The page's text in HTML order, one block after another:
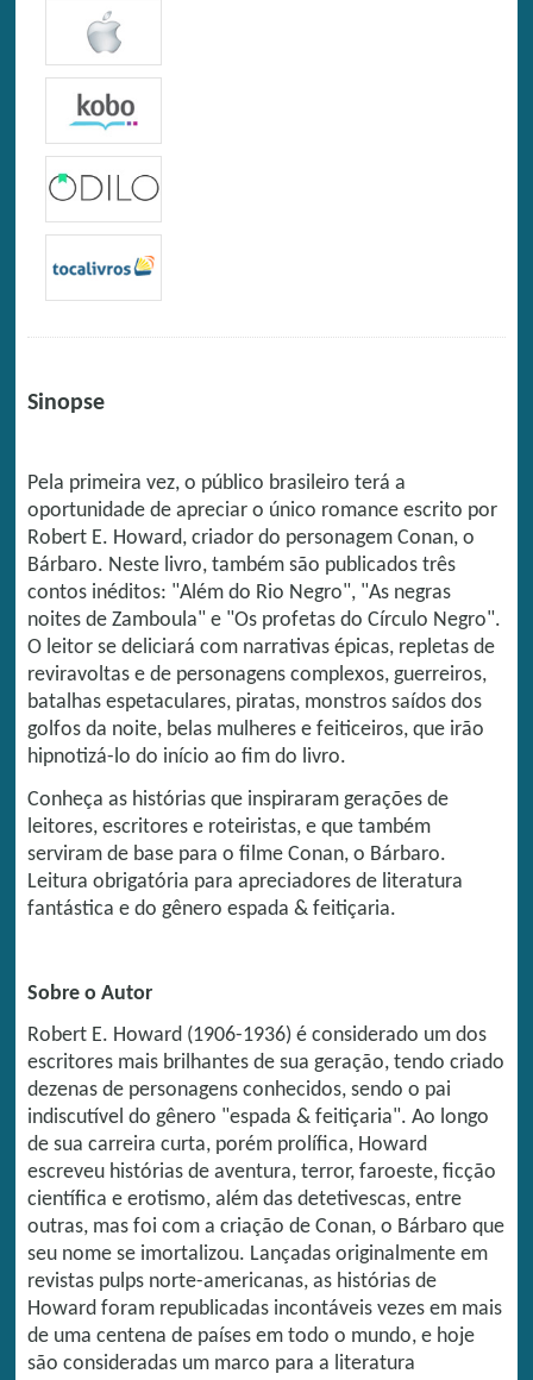
Sinopse
Pela primeira vez, o público brasileiro terá a
oportunidade de apreciar o único romance escrito por
Robert E. Howard, criador do personagem Conan, o
Bárbaro. Neste livro, também são publicados três
contos inéditos: "Além do Rio Negro", "As negras
noites de Zamboula" e "Os profetas do Círculo Negro".
O leitor se deliciará com narrativas épicas, repletas de
reviravoltas e de personagens complexos, guerreiros,
batalhas espetaculares, piratas, monstros saídos dos
golfos da noite, belas mulheres e feiticeiros, que irão
hipnotizá-lo do início ao fim do livro.
Conheça as histórias que inspiraram gerações de
leitores, escritores e roteiristas, e que também
serviram de base para o filme Conan, o Bárbaro.
Leitura obrigatória para apreciadores de literatura
fantástica e do gênero espada & feitiçaria.
Sobre o Autor
Robert E. Howard (1906-1936) é considerado um dos
escritores mais brilhantes de sua geração, tendo criado
dezenas de personagens conhecidos, sendo o pai
indiscutível do gênero "espada & feitiçaria". Ao longo
de sua carreira curta, porém prolífica, Howard
escreveu histórias de aventura, terror, faroeste, ficção
científica e erotismo, além das detetivescas, entre
outras, mas foi com a criação de Conan, o Bárbaro que
seu nome se imortalizou. Lançadas originalmente em
revistas pulps norte-americanas, as histórias de
Howard foram republicadas incontáveis vezes em mais
de uma centena de países em todo o mundo, e hoje
são consideradas um marco para a literatura